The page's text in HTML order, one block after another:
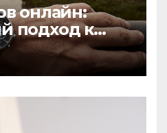
онлайн:
подход к